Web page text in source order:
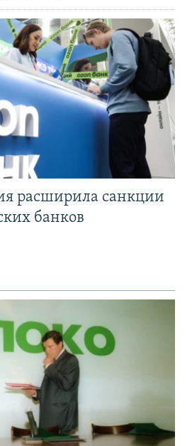
расширила санкции
банков